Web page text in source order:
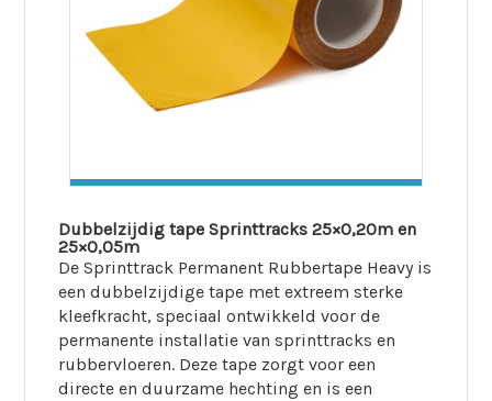
Dubbelzijdig tape Sprinttracks 25×0,20m en
25×0,05m
De Sprinttrack Permanent Rubbertape Heavy is
een dubbelzijdige tape met extreem sterke
kleefkracht, speciaal ontwikkeld voor de
permanente installatie van sprinttracks en
rubbervloeren. Deze tape zorgt voor een
directe en duurzame hechting en is een